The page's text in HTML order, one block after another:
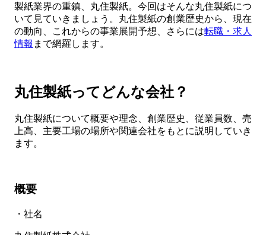
製紙業界の重鎮、丸住製紙。今回はそんな丸住製紙につ
いて見ていきましょう。丸住製紙の創業歴史から、現在
の動向、これからの事業展開予想、さらには転職・求人
情報 まで網羅します。
丸住製紙ってどんな会社？
丸住製紙について概要や理念、創業歴史、従業員数、売
上高、主要工場の場所や関連会社をもとに説明していき
ます。
概要
・社名